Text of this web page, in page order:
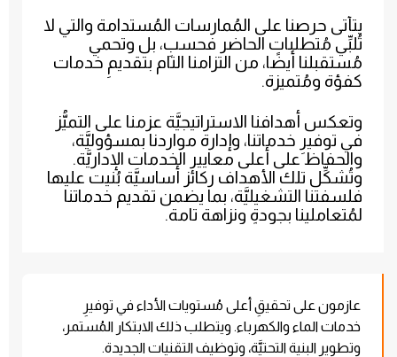
يتأتى حرصنا على المُمارسات المُستدامة والتي لا
تُلبِّي مُتطلبات الحاضر فحسبِ، بل وتحمي
مُستقبلنا أيضًا، من التزامنا التام بتقديمِ خدمات
كفؤة ومُتميزة.
وتعكس أهدافنا الاستراتيجيَّة عزمنا على التميُّز
في توفيرِ خدماتنا، وإدارة مواردنا بمسؤوليَّة،
والحفاظ على أعلى معايير الخدمات الإداريَّة.
وتُشكِّل تلك الأهداف ركائز أساسيَّة بُنيت عليها
فلسفتنا التشغيليَّة، بما يضمن تقديم خدماتنا
لمُتعاملينا بجودةٍ ونزاهة تامة.
عازمون على تحقيقِ أعلى مُستويات الأداء في توفيرِ
خدمات الماء والكهرباء. ويتطلب ذلك الابتكار المُستمر،
وتطوير البنية التحتيَّة، وتوظيف التقنيات الجديدة.